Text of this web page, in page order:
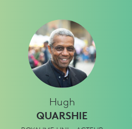
Hugh
QUARSHIE